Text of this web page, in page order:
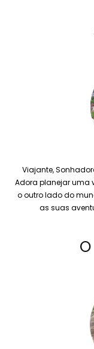
Viajante,
Adora planejar uma
o outro lado do
as suas